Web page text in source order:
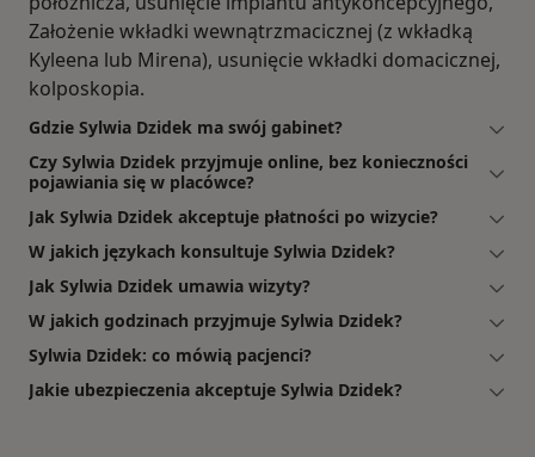
Założenie wkładki wewnątrzmacicznej (z wkładką
Kyleena lub Mirena), usunięcie wkładki domacicznej,
kolposkopia.
Gdzie Sylwia Dzidek ma swój gabinet?
Czy Sylwia Dzidek przyjmuje online, bez konieczności
pojawiania się w placówce?
Jak Sylwia Dzidek akceptuje płatności po wizycie?
W jakich językach konsultuje Sylwia Dzidek?
Jak Sylwia Dzidek umawia wizyty?
W jakich godzinach przyjmuje Sylwia Dzidek?
Sylwia Dzidek: co mówią pacjenci?
Jakie ubezpieczenia akceptuje Sylwia Dzidek?